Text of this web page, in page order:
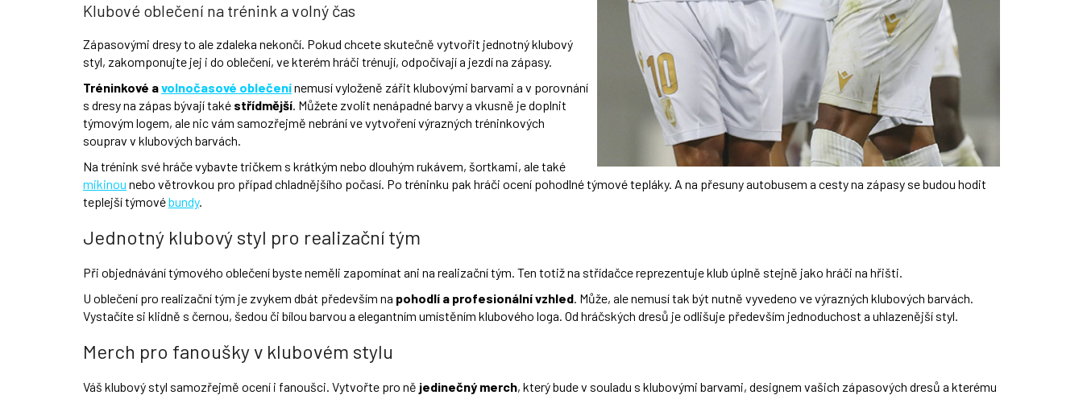
Klubové oblečení na trénink a volný čas
Zápasovými dresy to ale zdaleka nekončí. Pokud chcete skutečně vytvořit jednotný klubový
styl, zakomponujte jej i do oblečení, ve kterém hráči trénují, odpočívají a jezdí na zápasy.
Tréninkové avolnočasové oblečenínemusí vyloženě zářit klubovými barvami a v porovnání
s dresy na zápas bývají také střídmější. Můžete zvolit nenápadné barvy a vkusně je doplnit
týmovým logem, ale nic vám samozřejmě nebrání ve vytvoření výrazných tréninkových
souprav v klubových barvách.
Na trénink své hráče vybavte tričkem s krátkým nebo dlouhým rukávem, šortkami, ale také
mikinou nebo větrovkou pro případ chladnějšího počasí. Po tréninku pak hráči ocení pohodlné týmové tepláky. A na přesuny autobusem a cesty na zápasy se budou hodit
teplejší týmovébundy.
Jednotný klubový styl pro realizační tým
Při objednávání týmového oblečení byste neměli zapomínat ani na realizační tým. Ten totiž na střídačce reprezentuje klub úplně stejně jako hráči na hřišti.
U oblečení pro realizační tým je zvykem dbát především na pohodlí a profesionální vzhled. Může, ale nemusí tak být nutně vyvedeno ve výrazných klubových barvách.
Vystačíte si klidně s černou, šedou či bílou barvou a elegantním umístěním klubového loga. Od hráčských dresů je odlišuje především jednoduchost a uhlazenější styl.
Merch pro fanoušky v klubovém stylu
Váš klubový styl samozřejmě ocení i fanoušci. Vytvořte pro ně jedinečný merch, který bude v souladu s klubovými barvami, designem vašich zápasových dresů a kterému